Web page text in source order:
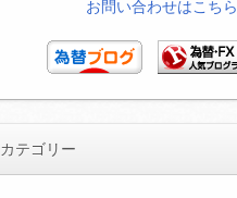
お問い合わせはこちら
カテゴリー